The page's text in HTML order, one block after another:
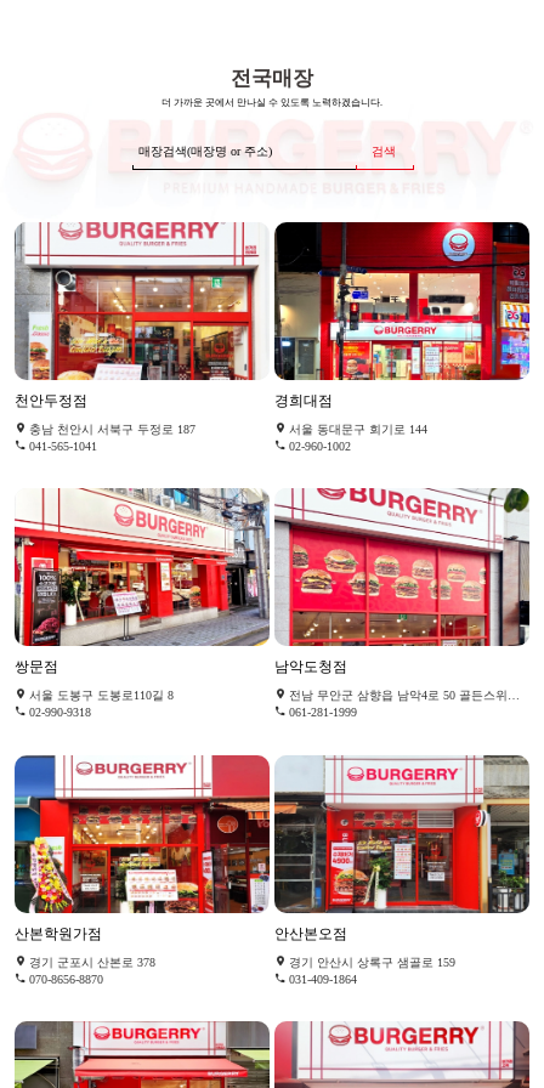
전국매장
더 가까운 곳에서 만나실 수 있도록 노력하겠습니다.
검색
천안두정점
충남 천안시 서북구 두정로 187
041-565-1041
경희대점
서울 동대문구 회기로 144
02-960-1002
쌍문점
서울 도봉구 도봉로110길 8
02-990-9318
남악도청점
전남 무안군 삼향읍 남악4로 50 골든스위트 118호
061-281-1999
산본학원가점
경기 군포시 산본로 378
070-8656-8870
안산본오점
경기 안산시 상록구 샘골로 159
031-409-1864